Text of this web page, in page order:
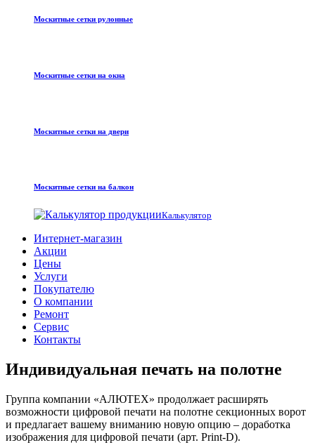
Москитные сетки рулонные
Москитные сетки на окна
Москитные сетки на двери
Москитные сетки на балкон
Калькулятор
Интернет-магазин
Акции
Цены
Услуги
Покупателю
О компании
Ремонт
Сервис
Контакты
Индивидуальная печать на полотне
Группа компании «АЛЮТЕХ» продолжает расширять
возможности цифровой печати на полотне секционных ворот
и предлагает вашему вниманию новую опцию – доработка
изображения для цифровой печати (арт. Print-D).